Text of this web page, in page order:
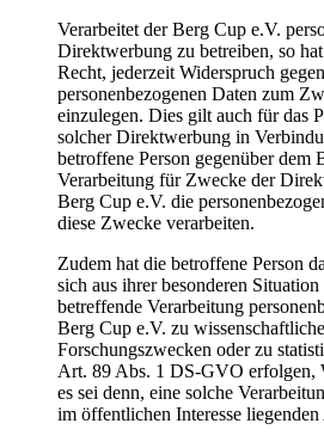
Verarbeitet der Berg Cup e.V.
Direktwerbung zu betreiben, so
Recht, jederzeit Widerspruch
personenbezogenen Daten zum
einzulegen. Dies gilt auch für das
solcher Direktwerbung in
betroffene Person gegenüber dem
Verarbeitung für Zwecke der
Berg Cup e.V. die
diese Zwecke verarbeiten.
Zudem hat die betroffene Person
sich aus ihrer besonderen
betreffende Verarbeitung
Berg Cup e.V. zu
Forschungszwecken oder zu
Art. 89 Abs. 1 DS-GVO erfolgen,
es sei denn, eine solche
im öffentlichen Interesse